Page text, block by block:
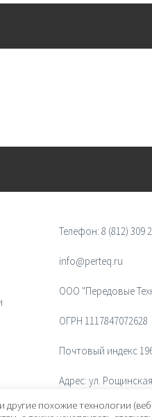
Телефон: 8 (812) 309
info@perteq.ru
ООО "Передовые
ОГРН 1117847072628
Почтовый индекс
Адрес: ул.
похожие технологии